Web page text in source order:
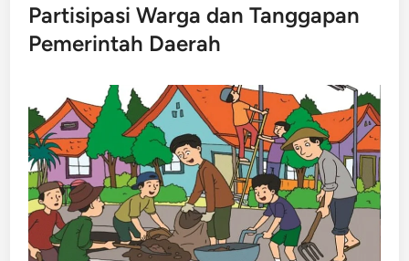
Partisipasi Warga dan Tanggapan
Pemerintah Daerah